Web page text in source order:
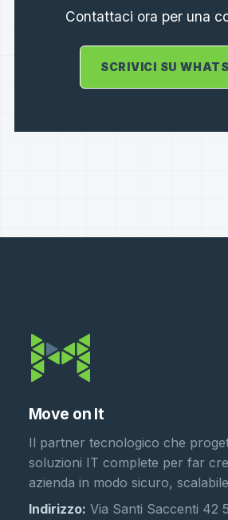
Contattaci ora per una
SCRIVICI SU
Move on It
Il partner tecnologico che
soluzioni IT complete per far
azienda in modo sicuro,
Indirizzo: Via Santi Saccenti 42